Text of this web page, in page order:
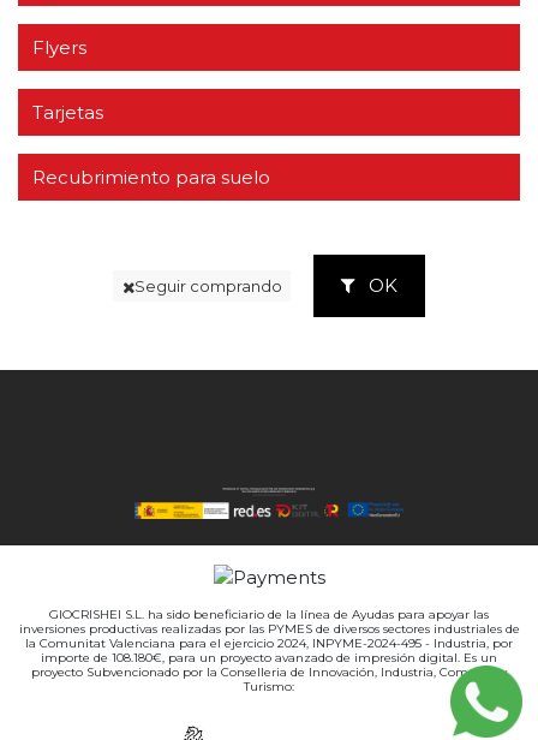
Flyers
Tarjetas
Recubrimiento para suelo
Seguir comprando OK
GIOCRISHEI S.L. ha sido beneficiario de la línea de Ayudas para apoyar las
inversiones productivas realizadas por las PYMES de diversos sectores industriales de
la Comunitat Valenciana para el ejercicio 2024, INPYME-2024-495 - Industria, por
importe de 108.180€, para un proyecto avanzado de impresión digital. Es un
proyecto Subvencionado por la Conselleria de Innovación, Industria, Comercio y
Turismo: